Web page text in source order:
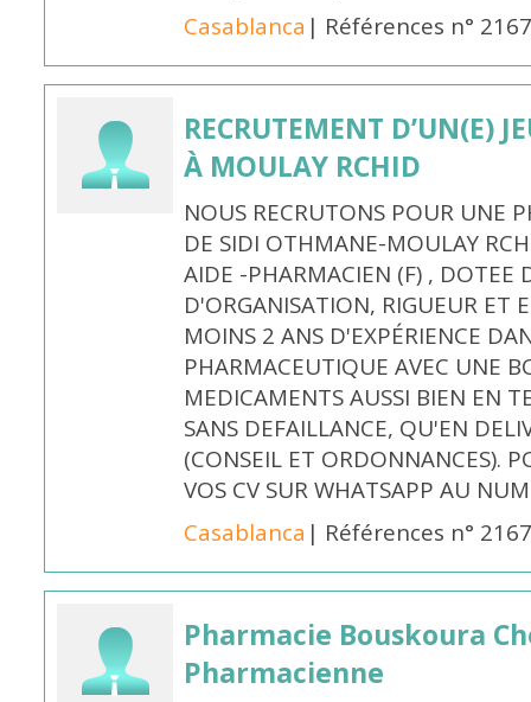
Casablanca | Références n°
RECRUTEMENT D’UN(E)
À MOULAY RCHID
NOUS RECRUTONS POUR UNE
DE SIDI OTHMANE-MOULAY
AIDE -PHARMACIEN (F) , DOTEE
D'ORGANISATION, RIGUEUR ET
MOINS 2 ANS D'EXPÉRIENCE
PHARMACEUTIQUE AVEC UNE
MEDICAMENTS AUSSI BIEN EN
SANS DEFAILLANCE, QU'EN
(CONSEIL ET ORDONNANCES).
VOS CV SUR WHATSAPP AU
Casablanca | Références n°
Pharmacie Bouskoura
Pharmacienne